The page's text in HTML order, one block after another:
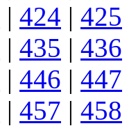
| 424 | 425
| 435 | 436
| 446 | 447
| 457 | 458